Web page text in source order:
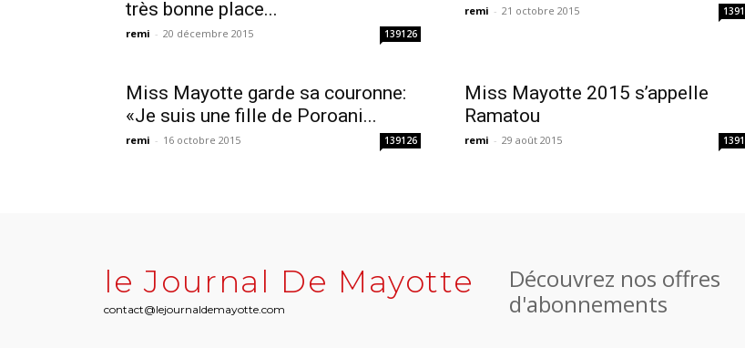
très bonne place...
remi - 20 décembre 2015 139126
remi - 21 octobre 2015
Miss Mayotte garde sa couronne:
«Je suis une fille de Poroani...
remi - 16 octobre 2015 139126
Miss Mayotte 2015 s’appelle
Ramatou
remi - 29 août 2015
le Journal De Mayotte
contact@lejournaldemayotte.com
Découvrez nos offres
d'abonnements